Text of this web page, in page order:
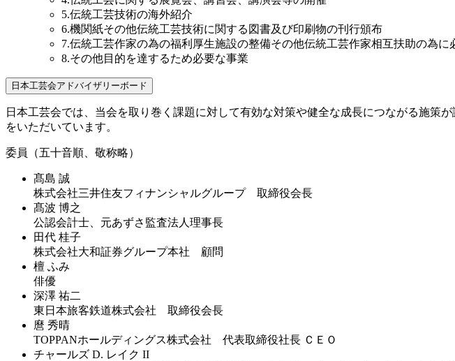
5.伝統工芸技術の海外紹介
6.機関紙その他伝統工芸技術に関する図書及び印刷物の刊行頒布
7.伝統工芸作家の為の福利厚生施設の整備その他伝統工芸作家相互扶助の為に
8.その他目的を達するため必要な事業
日本工芸会アドバイザリーボード
日本工芸会では、当会を取り巻く課題に対して有効な対策や健全な成長につながる施策
をいただいています。
委員（五十音順、敬称略）
髙島 誠
株式会社三井住友フィナンシャルグループ 取締役会長
髙波 博之
公認会計士、 元あずさ監査法人理事長
田代 桂子
株式会社大和証券グループ本社 顧問
檀 ふみ
俳優
深澤 祐二
東日本旅客鉄道株式会社 取締役会長
麿 秀晴
TOPPANホールディングス株式会社 代表取締役社長 ＣＥＯ
チャールズ D. レイク II